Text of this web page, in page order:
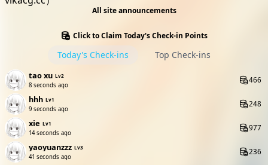
All site announcements
Click to Claim Today's Check-in Points
Today's Check-ins Top Check-ins
tao xu Lv2
8 seconds ago
466
hhh Lv1
9 seconds ago
248
xie Lv1
14 seconds ago
977
yaoyuanzzz Lv3
41 seconds ago
236